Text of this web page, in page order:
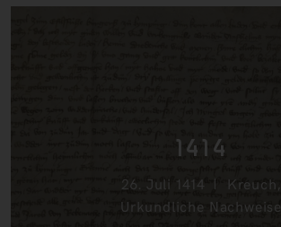
1414
26. Juli 1414 Kreuch,
Urkundliche Nachweise